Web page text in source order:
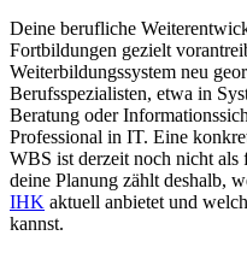
Deine berufliche
Fortbildungen gezielt
Weiterbildungssystem neu
Berufsspezialisten, etwa in
Beratung oder
Professional in IT. Eine
WBS ist derzeit noch nicht als
deine Planung zählt deshalb,
IHK aktuell anbietet und
kannst.